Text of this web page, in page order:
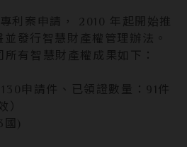
利案申請， 2010 年起開始推
發行智慧財產權管理辦法。
有智慧財產權成果如下：
申請件、已領證數量：91件
國)